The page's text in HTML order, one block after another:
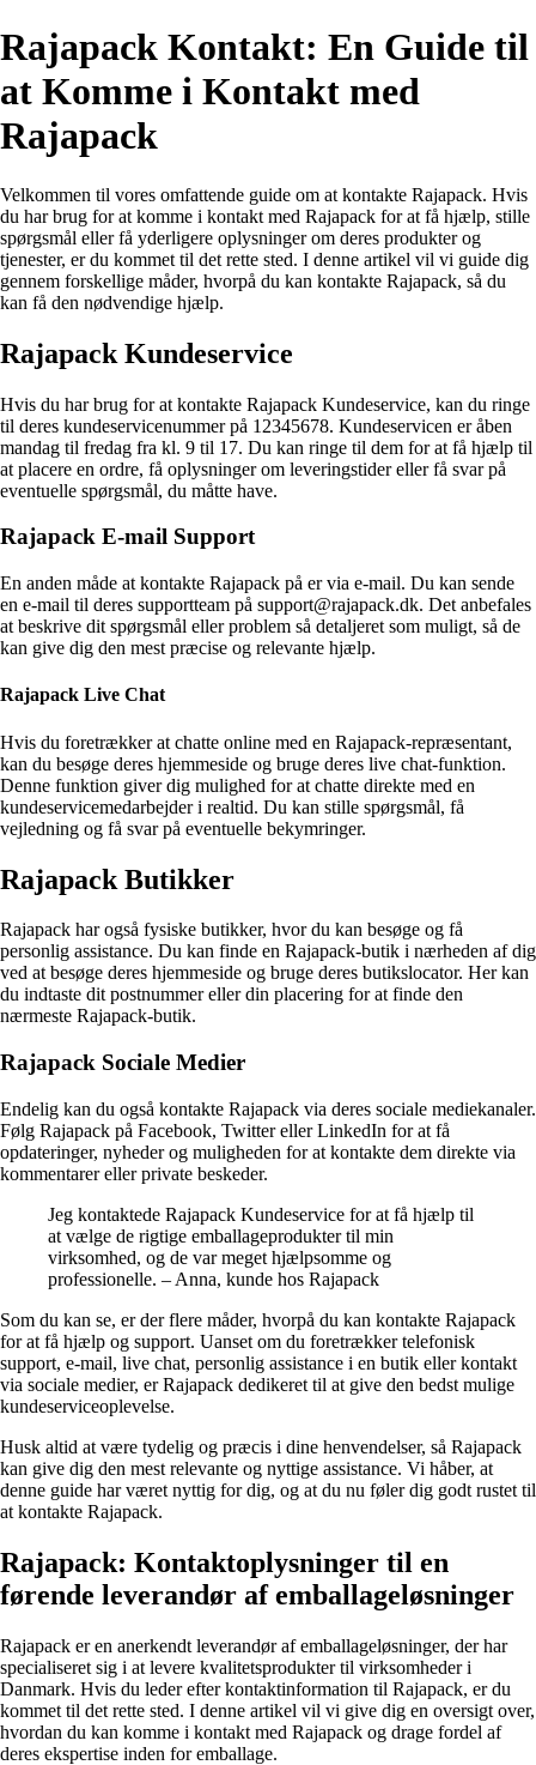
Rajapack Kontakt: En Guide til
at Komme i Kontakt med
Rajapack
Velkommen til vores omfattende guide om at kontakte Rajapack. Hvis
du har brug for at komme i kontakt med Rajapack for at få hjælp, stille
spørgsmål eller få yderligere oplysninger om deres produkter og
tjenester, er du kommet til det rette sted. I denne artikel vil vi guide dig
gennem forskellige måder, hvorpå du kan kontakte Rajapack, så du
kan få den nødvendige hjælp.
Rajapack Kundeservice
Hvis du har brug for at kontakte Rajapack Kundeservice, kan du ringe
til deres kundeservicenummer på 12345678. Kundeservicen er åben
mandag til fredag fra kl. 9 til 17. Du kan ringe til dem for at få hjælp til
at placere en ordre, få oplysninger om leveringstider eller få svar på
eventuelle spørgsmål, du måtte have.
Rajapack E-mail Support
En anden måde at kontakte Rajapack på er via e-mail. Du kan sende
en e-mail til deres supportteam på support@rajapack.dk. Det anbefales
at beskrive dit spørgsmål eller problem så detaljeret som muligt, så de
kan give dig den mest præcise og relevante hjælp.
Rajapack Live Chat
Hvis du foretrækker at chatte online med en Rajapack-repræsentant,
kan du besøge deres hjemmeside og bruge deres live chat-funktion.
Denne funktion giver dig mulighed for at chatte direkte med en
kundeservicemedarbejder i realtid. Du kan stille spørgsmål, få
vejledning og få svar på eventuelle bekymringer.
Rajapack Butikker
Rajapack har også fysiske butikker, hvor du kan besøge og få
personlig assistance. Du kan finde en Rajapack-butik i nærheden af dig
ved at besøge deres hjemmeside og bruge deres butikslocator. Her kan
du indtaste dit postnummer eller din placering for at finde den
nærmeste Rajapack-butik.
Rajapack Sociale Medier
Endelig kan du også kontakte Rajapack via deres sociale mediekanaler.
Følg Rajapack på Facebook, Twitter eller LinkedIn for at få
opdateringer, nyheder og muligheden for at kontakte dem direkte via
kommentarer eller private beskeder.
Jeg kontaktede Rajapack Kundeservice for at få hjælp til
at vælge de rigtige emballageprodukter til min
virksomhed, og de var meget hjælpsomme og
professionelle. – Anna, kunde hos Rajapack
Som du kan se, er der flere måder, hvorpå du kan kontakte Rajapack
for at få hjælp og support. Uanset om du foretrækker telefonisk
support, e-mail, live chat, personlig assistance i en butik eller kontakt
via sociale medier, er Rajapack dedikeret til at give den bedst mulige
kundeserviceoplevelse.
Husk altid at være tydelig og præcis i dine henvendelser, så Rajapack
kan give dig den mest relevante og nyttige assistance. Vi håber, at
denne guide har været nyttig for dig, og at du nu føler dig godt rustet til
at kontakte Rajapack.
Rajapack: Kontaktoplysninger til en
førende leverandør af emballageløsninger
Rajapack er en anerkendt leverandør af emballageløsninger, der har
specialiseret sig i at levere kvalitetsprodukter til virksomheder i
Danmark. Hvis du leder efter kontaktinformation til Rajapack, er du
kommet til det rette sted. I denne artikel vil vi give dig en oversigt over,
hvordan du kan komme i kontakt med Rajapack og drage fordel af
deres ekspertise inden for emballage.